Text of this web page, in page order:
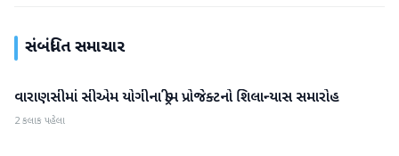
સંબંધિત સમાચાર
રાષ્ટ્રીય
વારાણસીમાં સીએમ યોગીના ડ્રીમ પ્રોજેક્ટનો શિલાન્યાસ સમારોહ
2 કલાક પહેલા